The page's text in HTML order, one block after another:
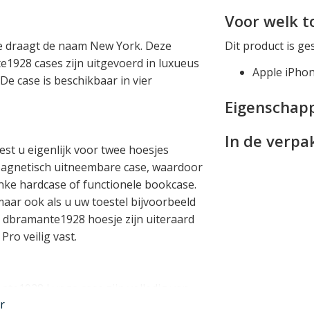
de naam New York. Deze
cases zijn uitgevoerd in luxueus
case is beschikbaar in vier
u eigenlijk voor twee hoesjes
uitneembare case, waardoor
hardcase of functionele bookcase.
ook als u uw toestel bijvoorbeeld
hoesje zijn uiteraard
veilig vast.
15 Pro hoesje een luxe uitstraling
Voor welk
Dit product is
Apple
In de